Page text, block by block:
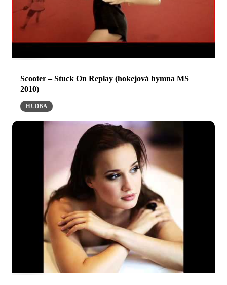
Scooter – Stuck On Replay (hokejová hymna MS
2010)
HUDBA